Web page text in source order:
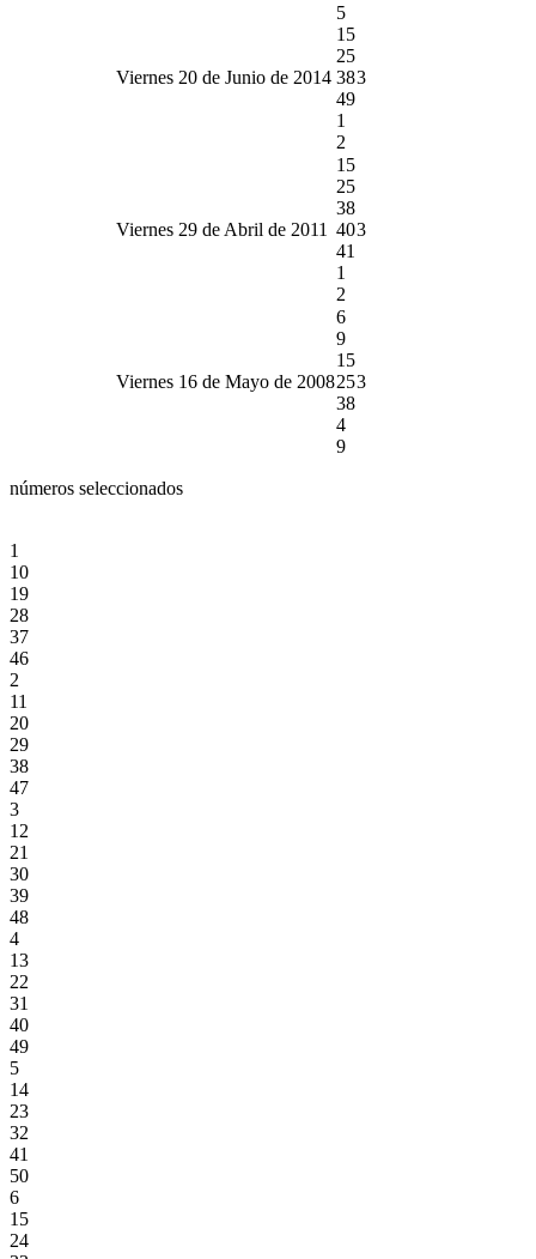
Viernes 20 de Junio de 2014
5
15
25
38
49
1
2
3
Viernes 29 de Abril de 2011
15
25
38
40
41
1
2
3
Viernes 16 de Mayo de 2008
6
9
15
25
38
4
9
3
números seleccionados
1
10
19
28
37
46
2
11
20
29
38
47
3
12
21
30
39
48
4
13
22
31
40
49
5
14
23
32
41
50
6
15
24